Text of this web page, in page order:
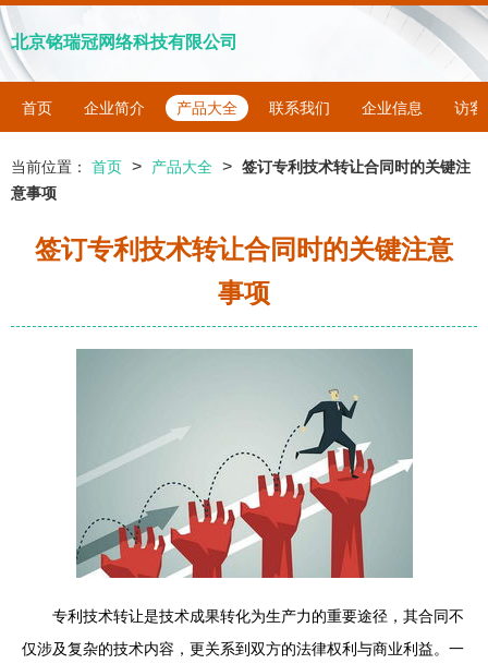
北京铭瑞冠网络科技有限公司
首页 企业简介 产品大全 联系我们 企业信息 访客
当前位置： 首页 > 产品大全 > 签订专利技术转让合同时的关键注
意事项
签订专利技术转让合同时的关键注意
事项
专利技术转让是技术成果转化为生产力的重要途径，其合同不
仅涉及复杂的技术内容，更关系到双方的法律权利与商业利益。一